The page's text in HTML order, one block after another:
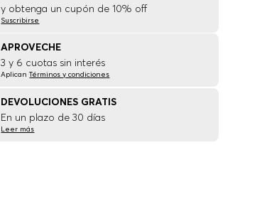
y obtenga un cupón de 10% off
Suscribirse
APROVECHE
3 y 6 cuotas sin interés
AplicanTérminos y condiciones
DEVOLUCIONES GRATIS
En un plazo de 30 días
Leer más